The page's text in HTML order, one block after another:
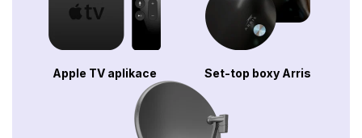
Apple TV aplikace Set-top boxy Arris